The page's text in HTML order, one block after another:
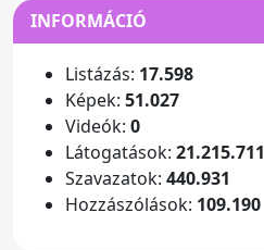
INFORMÁCIÓ
Listázás: 17.598
Képek: 51.027
Videók: 0
Látogatások: 21.215.711
Szavazatok: 440.931
Hozzászólások: 109.190